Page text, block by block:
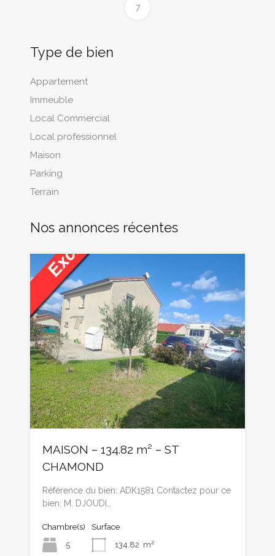
7
Type de bien
Appartement
Immeuble
Local Commercial
Local professionnel
Maison
Parking
Terrain
Nos annonces récentes
MAISON – 134.82 m² – ST
CHAMOND
Référence du bien: ADK1581 Contactez pour ce
bien: M. DJOUDI…
Chambre(s)
5
Surface
134.82 m²